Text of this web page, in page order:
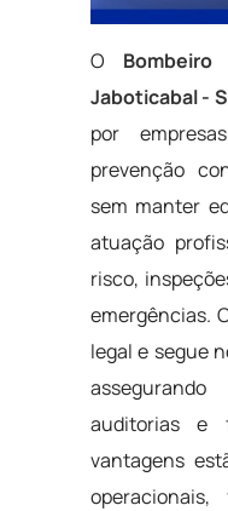
O
Jaboticabal -
por
prevenção
sem manter
atuação
risco,
emergências.
legal e segue
auditorias e
vantagens